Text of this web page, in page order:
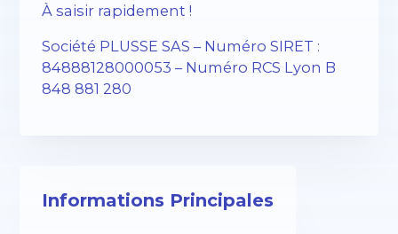
À saisir rapidement !
Société PLUSSE SAS – Numéro SIRET :
84888128000053 – Numéro RCS Lyon B
848 881 280
Informations Principales